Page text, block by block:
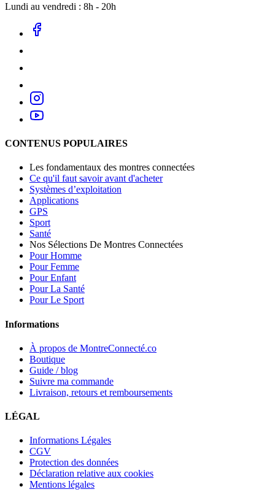
Lundi au vendredi : 8h - 20h
CONTENUS POPULAIRES
Les fondamentaux des montres connectées
Ce qu'il faut savoir avant d'acheter
Systèmes d’exploitation
Applications
GPS
Sport
Santé
Nos Sélections De Montres Connectées
Pour Homme
Pour Femme
Pour Enfant
Pour La Santé
Pour Le Sport
Informations
À propos de MontreConnecté.co
Boutique
Guide / blog
Suivre ma commande
Livraison, retours et remboursements
LÉGAL
Informations Légales
CGV
Protection des données
Déclaration relative aux cookies
Mentions légales